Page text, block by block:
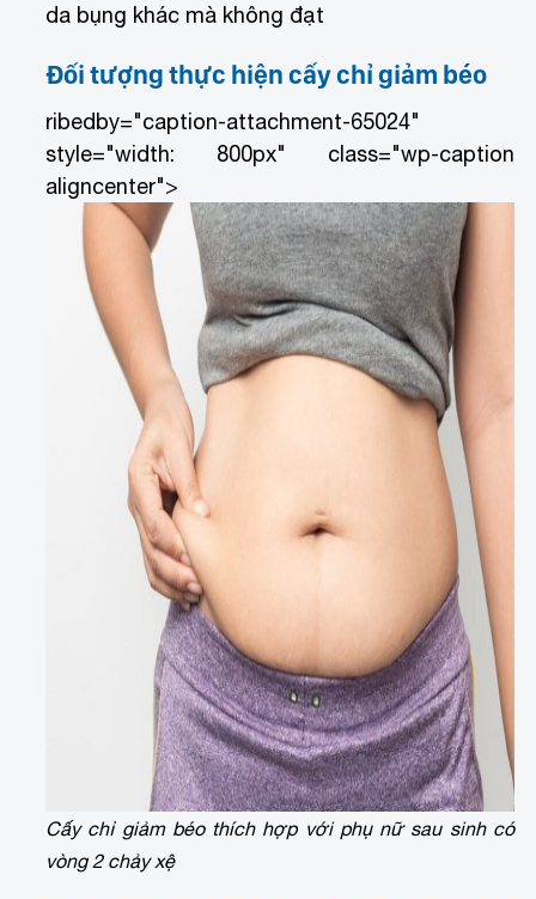
da bụng khác mà không đạt
Đối tượng thực hiện cấy chỉ giảm béo
ribedby="caption-attachment-65024"
style="width: 800px" class="wp-caption
aligncenter">
Cấy chỉ giảm béo thích hợp với phụ nữ sau sinh có
vòng 2 chảy xệ